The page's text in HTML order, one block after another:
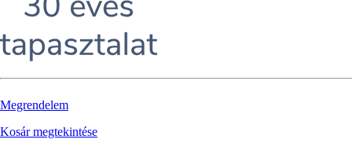
Megrendelem
Kosár megtekintése